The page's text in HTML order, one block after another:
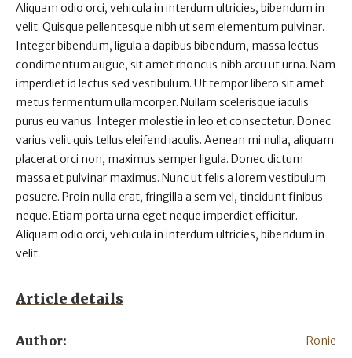
Aliquam odio orci, vehicula in interdum ultricies, bibendum in
velit. Quisque pellentesque nibh ut sem elementum pulvinar.
Integer bibendum, ligula a dapibus bibendum, massa lectus
condimentum augue, sit amet rhoncus nibh arcu ut urna. Nam
imperdiet id lectus sed vestibulum. Ut tempor libero sit amet
metus fermentum ullamcorper. Nullam scelerisque iaculis
purus eu varius. Integer molestie in leo et consectetur. Donec
varius velit quis tellus eleifend iaculis. Aenean mi nulla, aliquam
placerat orci non, maximus semper ligula. Donec dictum
massa et pulvinar maximus. Nunc ut felis a lorem vestibulum
posuere. Proin nulla erat, fringilla a sem vel, tincidunt finibus
neque. Etiam porta urna eget neque imperdiet efficitur.
Aliquam odio orci, vehicula in interdum ultricies, bibendum in
velit.
Article details
Author: Ronie